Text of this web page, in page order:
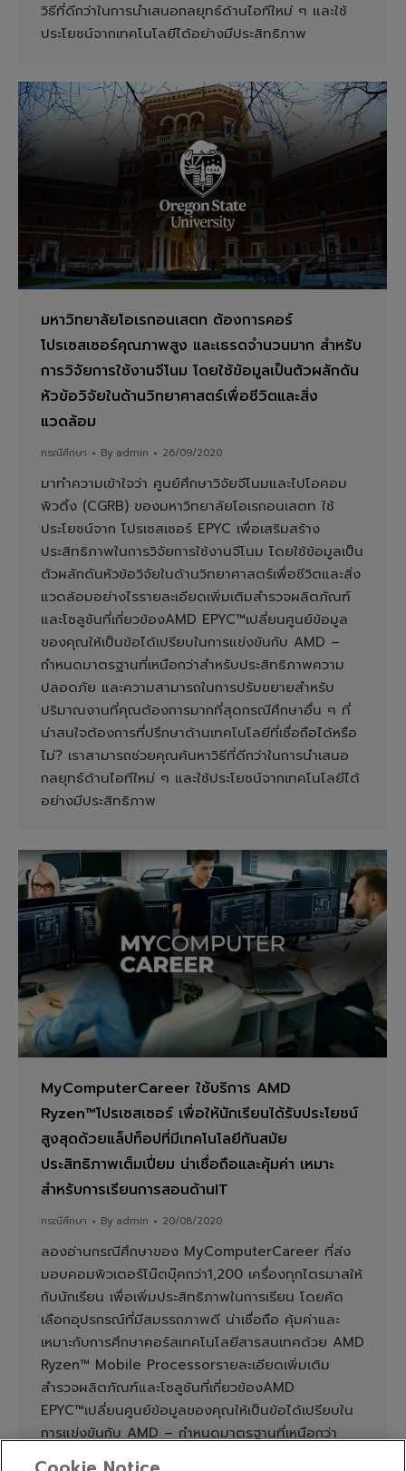
วิธีที่ดีกว่าในการนำเสนอกลยุทธ์ด้านไอทีใหม่ ๆ และใช้
ประโยชน์จากเทคโนโลยีได้อย่างมีประสิทธิภาพ
มหาวิทยาลัยโอเรกอนเสตท ต้องการคอร์
โปรเซสเซอร์คุณภาพสูง และเธรดจำนวนมาก สำหรับ
การวิจัยการใช้งานจีโนม โดยใช้ข้อมูลเป็นตัวผลักดัน
หัวข้อวิจัยในด้านวิทยาศาสตร์เพื่อชีวิตและสิ่ง
แวดล้อม
กรณีศึกษา By admin 26/09/2020
มาทำความเข้าใจว่า ศูนย์ศึกษาวิจัยจีโนมและไปโอคอม
พิวติ้ง (CGRB) ของมหาวิทยาลัยโอเรกอนเสตท ใช้
ประโยชน์จาก โปรเซสเซอร์ EPYC เพื่อเสริมสร้าง
ประสิทธิภาพในการวิจัยการใช้งานจีโนม โดยใช้ข้อมูลเป็น
ตัวผลักดันหัวข้อวิจัยในด้านวิทยาศาสตร์เพื่อชีวิตและสิ่ง
แวดล้อมอย่างไรรายละเอียดเพิ่มเติมสำรวจผลิตภัณฑ์
และโซลูชันที่เกี่ยวข้องAMD EPYC™เปลี่ยนศูนย์ข้อมูล
ของคุณให้เป็นข้อได้เปรียบในการแข่งขันกับ AMD –
กำหนดมาตรฐานที่เหนือกว่าสำหรับประสิทธิภาพความ
ปลอดภัย และความสามารถในการปรับขยายสำหรับ
ปริมาณงานที่คุณต้องการมากที่สุดกรณีศึกษาอื่น ๆ ที่
น่าสนใจต้องการที่ปรึกษาด้านเทคโนโลยีที่เชื่อถือได้หรือ
ไม่? เราสามารถช่วยคุณค้นหาวิธีที่ดีกว่าในการนำเสนอ
กลยุทธ์ด้านไอทีใหม่ ๆ และใช้ประโยชน์จากเทคโนโลยีได้
อย่างมีประสิทธิภาพ
MyComputerCareer ใช้บริการ AMD
Ryzen™โปรเซสเซอร์ เพื่อให้นักเรียนได้รับประโยชน์
สูงสุดด้วยแล็ปท็อปที่มีเทคโนโลยีทันสมัย
ประสิทธิภาพเต็มเปี่ยม น่าเชื่อถือและคุ้มค่า เหมาะ
สำหรับการเรียนการสอนด้านIT
กรณีศึกษา By admin 20/08/2020
ลองอ่านกรณีศึกษาของ MyComputerCareer ที่ส่ง
มอบคอมพิวเตอร์โน๊ตบุ๊คกว่า1,200 เครื่องทุกไตรมาสให้
กับนักเรียน เพื่อเพิ่มประสิทธิภาพในการเรียน โดยคัด
เลือกอุปรกรณ์ที่มีสมรรถภาพดี น่าเชื่อถือ คุ้มค่าและ
เหมาะกับการศึกษาคอร์สเทคโนโลยีสารสนเทศด้วย AMD
Ryzen™ Mobile Processorรายละเอียดเพิ่มเติม
สำรวจผลิตภัณฑ์และโซลูชันที่เกี่ยวข้องAMD
EPYC™เปลี่ยนศูนย์ข้อมูลของคุณให้เป็นข้อได้เปรียบใน
การแข่งขันกับ AMD – กำหนดมาตรฐานที่เหนือกว่า
สำหรับประสิทธิภาพความปลอดภัย และความสามารถใน